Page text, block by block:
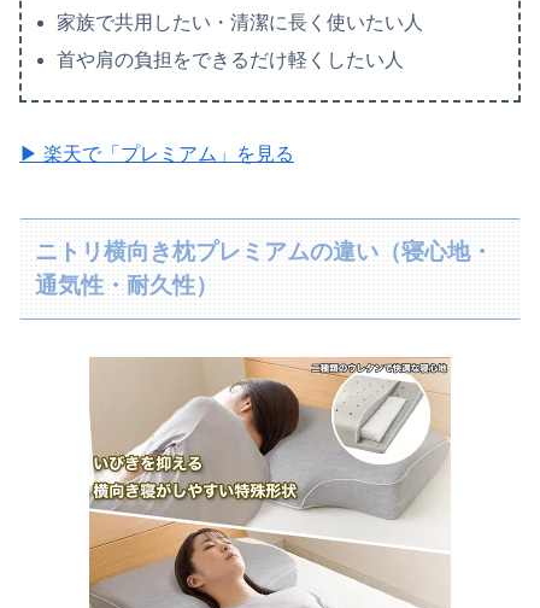
家族で共用したい・清潔に長く使いたい人
首や肩の負担をできるだけ軽くしたい人
▶ 楽天で「プレミアム」を見る
ニトリ横向き枕プレミアムの違い（寝心地・
通気性・耐久性）